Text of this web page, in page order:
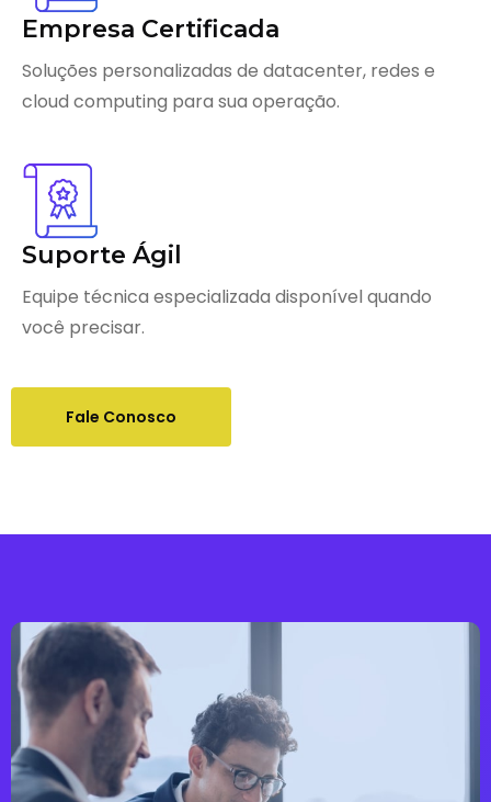
Empresa Certificada
Soluções personalizadas de datacenter, redes e
cloud computing para sua operação.
Suporte Ágil
Equipe técnica especializada disponível quando
você precisar.
Fale Conosco